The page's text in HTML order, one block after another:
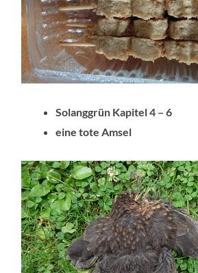
Solanggrün Kapitel 4 – 6
eine tote Amsel